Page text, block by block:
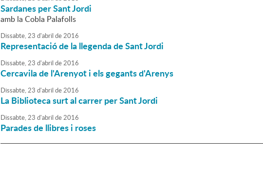
Sardanes per Sant Jordi
amb la Cobla Palafolls
Dissabte,23 d'abril de2016
Representació de la llegenda de Sant Jordi
Dissabte,23 d'abril de2016
Cercavila de l'Arenyot i els gegants d'Arenys
Dissabte,23 d'abril de2016
La Biblioteca surt al carrer per Sant Jordi
Dissabte,23 d'abril de2016
Parades de llibres i roses